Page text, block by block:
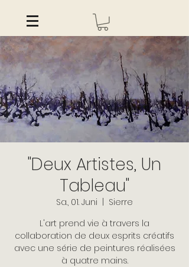
"Deux Artistes, Un
Tableau"
Sa., 01. Juni
  |
Sierre
L'art prend vie à travers la
collaboration de deux esprits créatifs
avec une série de peintures réalisées
à quatre mains.